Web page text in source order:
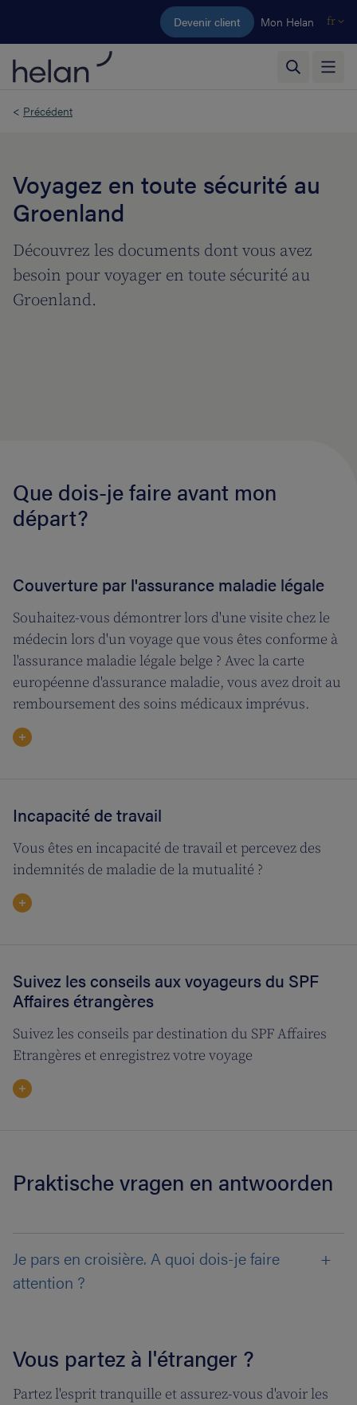
Aller au contenu principal
Devenir client Mon Helan fr
< Précédent
Voyagez en toute sécurité au
Groenland
Découvrez les documents dont vous avez
besoin pour voyager en toute sécurité au
Groenland.
Que dois-je faire avant mon
départ?
Couverture par l'assurance maladie légale
Souhaitez-vous démontrer lors d'une visite chez le
médecin lors d'un voyage que vous êtes conforme à
l'assurance maladie légale belge ? Avec la carte
européenne d'assurance maladie, vous avez droit au
remboursement des soins médicaux imprévus.
Incapacité de travail
Vous êtes en incapacité de travail et percevez des
indemnités de maladie de la mutualité ?
Suivez les conseils aux voyageurs du SPF
Affaires étrangères
Suivez les conseils par destination du SPF Affaires
Etrangères et enregistrez votre voyage
Praktische vragen en antwoorden
Je pars en croisière. A quoi dois-je faire
attention ?
Vous partez à l'étranger ?
Partez l'esprit tranquille et assurez-vous d'avoir les